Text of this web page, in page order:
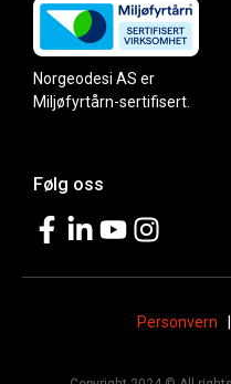
Norgeodesi AS er
Miljøfyrtårn-sertifisert.
Følg oss
Personvern